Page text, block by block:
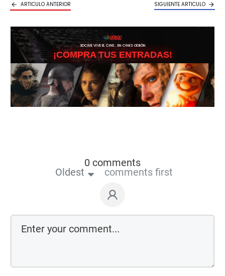
ARTICULO ANTERIOR SIGUIENTE ARTICULO
3DCINE VIVE EL CINE… EN CINES ODEÓN
¡COMPRA TUS ENTRADAS!
0 comments
Oldest comments first